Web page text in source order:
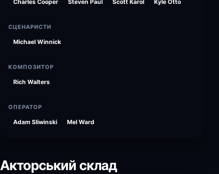
Charles Cooper Steven Paul Scott Karol Kyle Otto
СЦЕНАРИСТИ
Michael Winnick
КОМПОЗИТОР
Rich Walters
ОПЕРАТОР
Adam Sliwinski Mel Ward
Акторський склад